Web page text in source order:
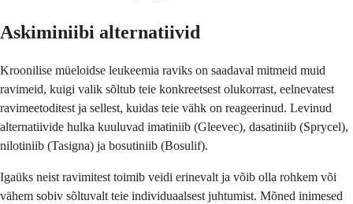
Askiminiibi alternatiivid
Kroonilise müeloidse leukeemia raviks on saadaval mitmeid muid
ravimeid, kuigi valik sõltub teie konkreetsest olukorrast, eelnevatest
ravimeetoditest ja sellest, kuidas teie vähk on reageerinud. Levinud
alternatiivide hulka kuuluvad imatiniib (Gleevec), dasatiniib (Sprycel),
nilotiniib (Tasigna) ja bosutiniib (Bosulif).
Igaüks neist ravimitest toimib veidi erinevalt ja võib olla rohkem või
vähem sobiv sõltuvalt teie individuaalsest juhtumist. Mõned inimesed